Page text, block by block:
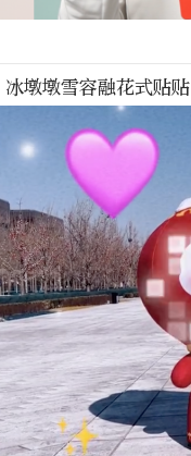
墩墩雪容融花式贴贴